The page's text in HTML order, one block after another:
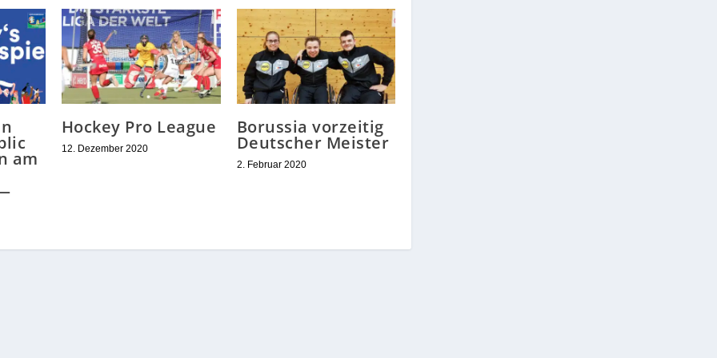
am
Hockey Pro League
12. Dezember 2020
Borussia vorzeitig
Deutscher Meister
2. Februar 2020